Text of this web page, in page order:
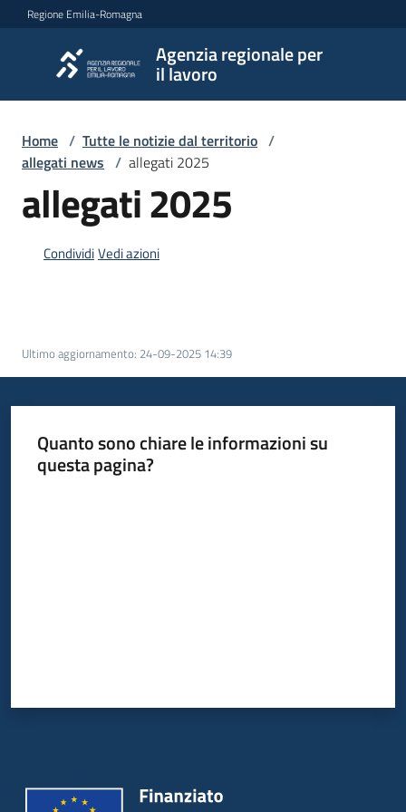
Vai al contenuto
Vai alla navigazione
Vai al footer
Regione Emilia-Romagna
Agenzia regionale per
il lavoro
Agenzia
regionale
per il
lavoro
L'Agenzia
Servizi
centri
per
Home / Tutte le notizie dal territorio /
allegati news / allegati 2025
allegati 2025
CondividiVedi azioni
Ultimo aggiornamento: 24-09-2025 14:39
Quanto sono chiare le informazioni su
questa pagina?